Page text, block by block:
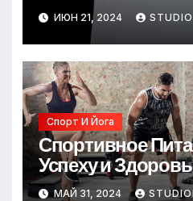
ИЮН 21, 2024
Спорт И Йога
Спортивное
Успеху и
МАЙ 31, 2024